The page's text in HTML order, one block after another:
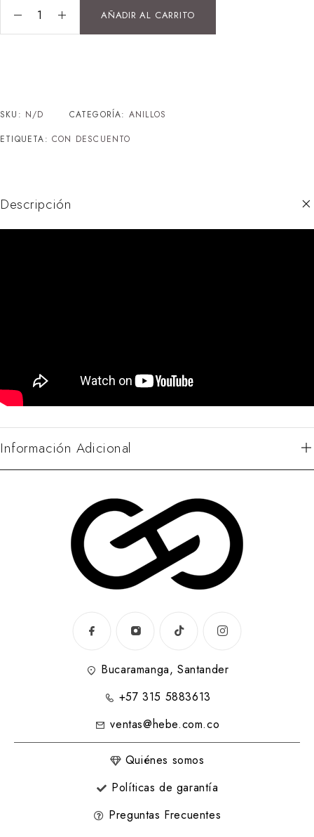
AÑADIR AL CARRITO
SKU: N/D CATEGORÍA: ANILLOS
ETIQUETA: CON DESCUENTO
Descripción
Información Adicional
Bucaramanga, Santander
+57 315 5883613
ventas@hebe.com.co
Quiénes somos
Políticas de garantía
Preguntas Frecuentes